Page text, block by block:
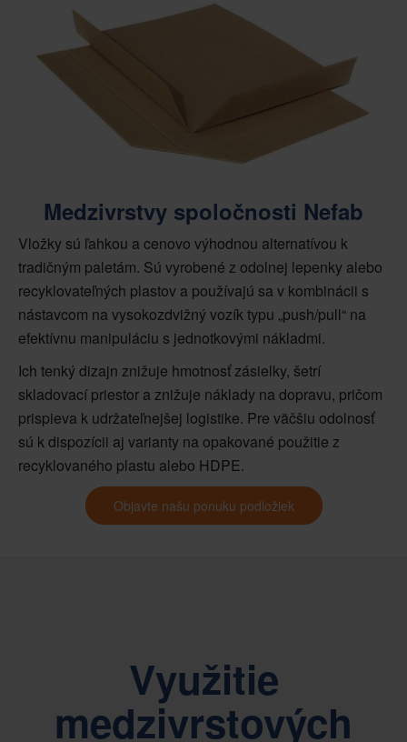
Medzivrstvy spoločnosti Nefab
Vložky sú ľahkou a cenovo výhodnou alternatívou k
tradičným paletám. Sú vyrobené z odolnej lepenky alebo
recyklovateľných plastov a používajú sa v kombinácii s
nástavcom na vysokozdvižný vozík typu „push/pull“ na
efektívnu manipuláciu s jednotkovými nákladmi.
Ich tenký dizajn znižuje hmotnosť zásielky, šetrí
skladovací priestor a znižuje náklady na dopravu, pričom
prispieva k udržateľnejšej logistike. Pre väčšiu odolnosť
sú k dispozícii aj varianty na opakované použitie z
recyklovaného plastu alebo HDPE.
Objavte našu ponuku podložiek
Využitie
medzivrstových